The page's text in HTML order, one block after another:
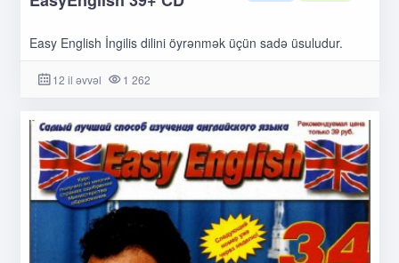
Easy English İngilis dilini öyrənmək üçün sadə üsuludur.
12 il əvvəl 1 262